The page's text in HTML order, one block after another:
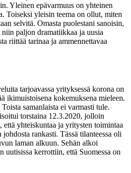
Yleinen epävarmuus on yhteinen
Toiseksi yleisin teema on ollut, miten
selvitä. Omasta puolestani sanoisin,
paljon dramatiikkaa ja uusia
riittää tarinaa ja ammennettavaa
tarjoavassa yrityksessä korona on
ikimuistoisena kokemuksena mieleen.
samanlaista ei varmasti tule.
torstaina 12.3.2020, jolloin
että yhteiskuntaa ja yritysten toimintaa
rankasti. Tässä tilanteessa oli
laman alkuun. Sehän alkoi
uutisissa kerrottiin, että Suomessa on